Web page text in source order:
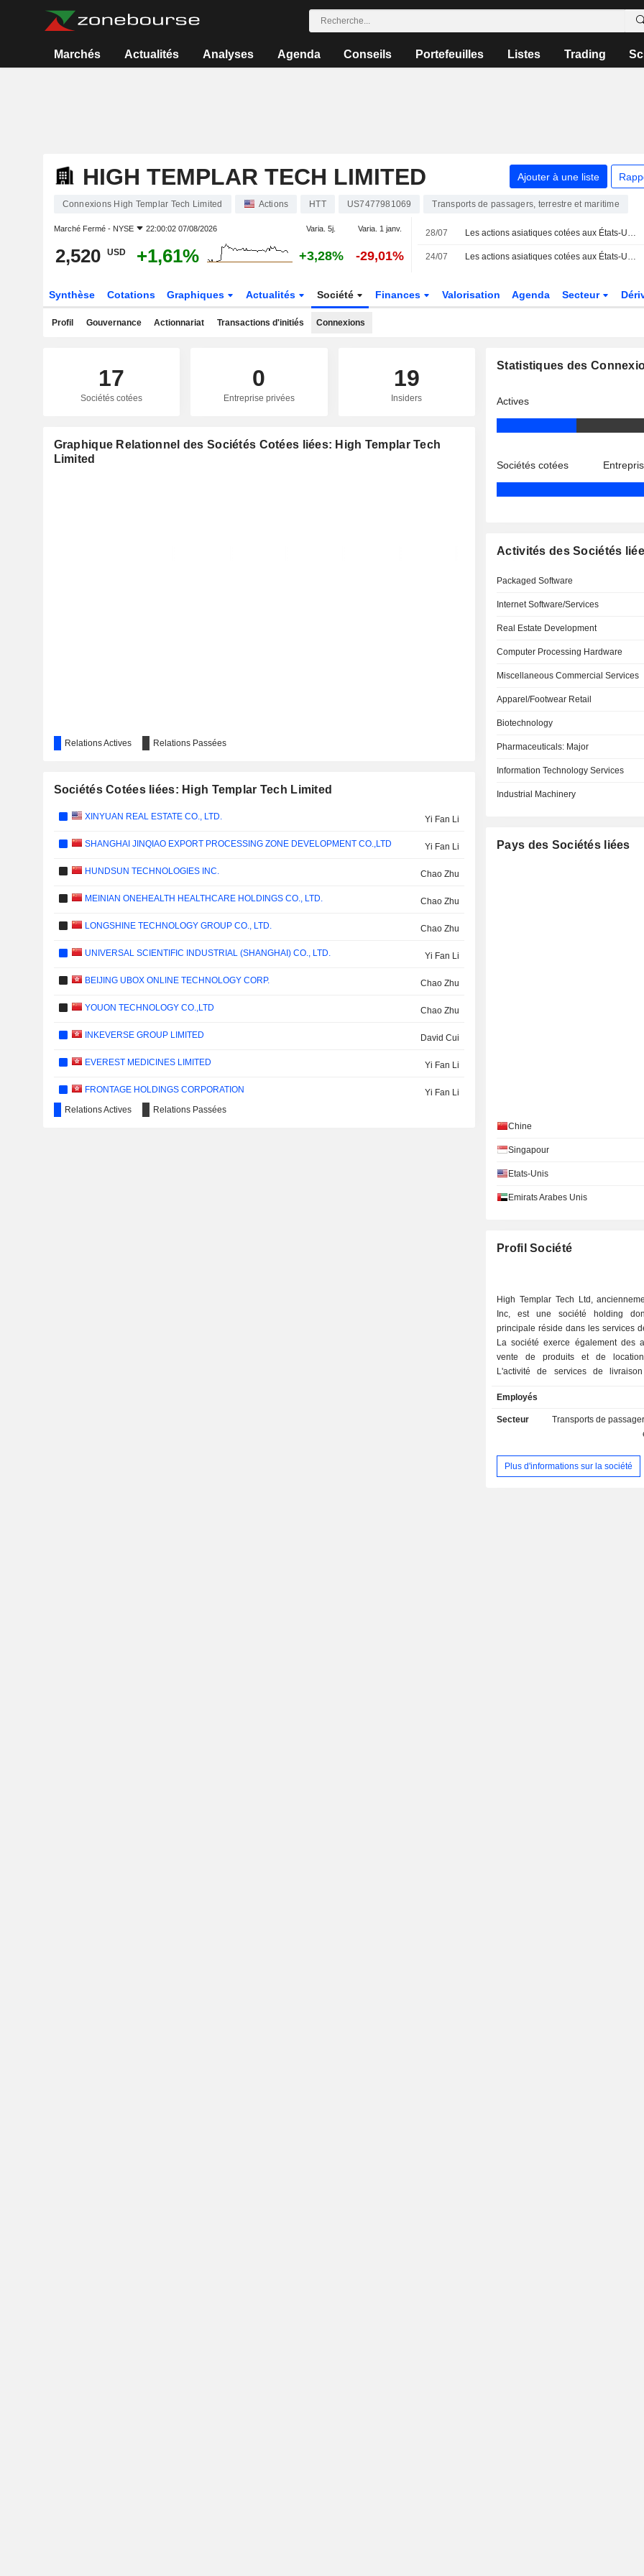
Marchés Actualités Analyses Agenda Conseils Portefeuilles Listes Trading
HIGH TEMPLAR TECH LIMITED Ajouter à une liste
Connexions High Templar Tech Limited Actions HTT US7477981069 Transports de passagers, terrestre et maritime
Marché Fermé - NYSE 22:00:02 07/08/2026 Varia. 5j. Varia. 1 janv.
2,520 USD +1,61% +3,28% -29,01%
28/07 Les actions asiatiques cotées aux États-Unis sous forme d'ADR chutent lourdement lors de la séance de mardi
24/07 Les actions asiatiques cotées aux États-Unis sous forme d'ADR en repli lors de la séance de vendredi
Synthèse Cotations Graphiques Actualités Société Finances Valorisation Agenda Secteur
Profil Gouvernance Actionnariat Transactions d'initiés Connexions
17
Sociétés cotées
0
Entreprise privées
19
Insiders
Graphique Relationnel des Sociétés Cotées liées: High Templar Tech
Limited
Relations Actives Relations Passées
Sociétés Cotées liées: High Templar Tech Limited
XINYUAN REAL ESTATE CO., LTD. Yi Fan Li
SHANGHAI JINQIAO EXPORT PROCESSING ZONE DEVELOPMENT CO.,LTD Yi Fan Li
HUNDSUN TECHNOLOGIES INC. Chao Zhu
MEINIAN ONEHEALTH HEALTHCARE HOLDINGS CO., LTD. Chao Zhu
LONGSHINE TECHNOLOGY GROUP CO., LTD. Chao Zhu
UNIVERSAL SCIENTIFIC INDUSTRIAL (SHANGHAI) CO., LTD. Yi Fan Li
BEIJING UBOX ONLINE TECHNOLOGY CORP. Chao Zhu
YOUON TECHNOLOGY CO.,LTD Chao Zhu
INKEVERSE GROUP LIMITED David Cui
EVEREST MEDICINES LIMITED Yi Fan Li
FRONTAGE HOLDINGS CORPORATION Yi Fan Li
Relations Actives Relations Passées
Statistiques des
Actives
Sociétés cotées
Activités des Sociétés
Packaged Software
Internet Software/Services
Real Estate Development
Computer Processing Hardware
Miscellaneous Commercial Services
Apparel/Footwear Retail
Biotechnology
Pharmaceuticals: Major
Information Technology Services
Industrial Machinery
Pays des Sociétés liées
Chine
Singapour
Etats-Unis
Emirats Arabes Unis
Profil Société
High Templar Tech Ltd,
Inc, est une société holding
principale réside dans les services
La société exerce également des
vente de produits et de
L'activité de services de livraison
c'est-à-dire la livraison des colis
entrepôt jusqu'au lieu désigné par
L'activité de location d'avions
L'activité de vente de produits
principalement la
Employés
Secteur
Transports de
Plus d'informations sur la société